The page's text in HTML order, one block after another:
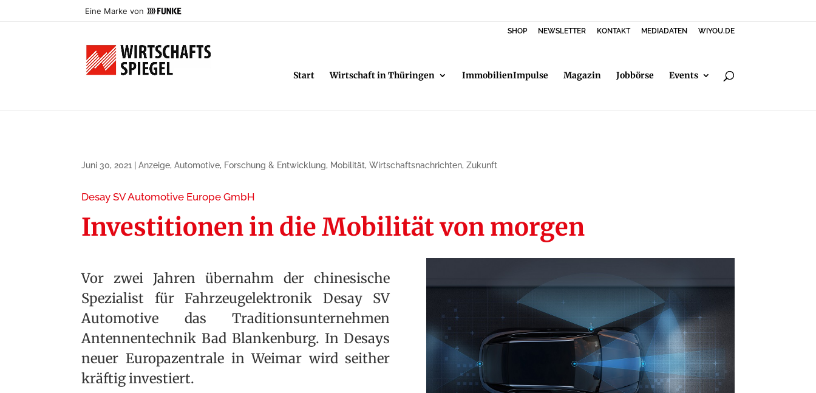
Eine Marke von
SHOP NEWSLETTER KONTAKT MEDIADATEN WIYOU.DE
Start Wirtschaft in Thüringen ImmobilienImpulse Magazin Jobbörse Events
Juni 30, 2021 |Anzeige,Automotive, Forschung & Entwicklung, Mobilität,Wirtschaftsnachrichten,Zukunft
Desay SV Automotive Europe GmbH
Investitionen in die Mobilität von morgen
Vor zwei Jahren übernahm der chinesische
Spezialist für Fahrzeugelektronik Desay SV
Automotive das Traditionsunternehmen
Antennentechnik Bad Blankenburg. In Desays
neuer Europazentrale in Weimar wird seither
kräftig investiert.